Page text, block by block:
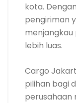
kota.
pengiriman
menjangkau
lebih luas.
Cargo
pilihan bagi
perusahaan